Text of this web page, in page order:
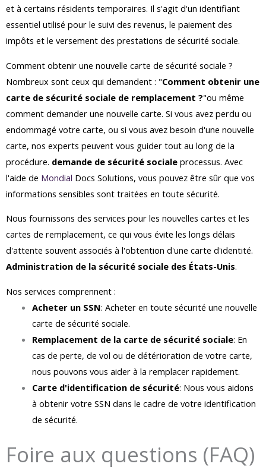
et à certains résidents temporaires. Il s'agit d'un identifiant
essentiel utilisé pour le suivi des revenus, le paiement des
impôts et le versement des prestations de sécurité sociale.
Comment obtenir une nouvelle carte de sécurité sociale ?
Nombreux sont ceux qui demandent : "Comment obtenir une
carte de sécurité sociale de remplacement ?"ou même
comment demander une nouvelle carte. Si vous avez perdu ou
endommagé votre carte, ou si vous avez besoin d'une nouvelle
carte, nos experts peuvent vous guider tout au long de la
procédure. demande de sécurité sociale processus. Avec
l'aide de Mondial Docs Solutions, vous pouvez être sûr que vos
informations sensibles sont traitées en toute sécurité.
Nous fournissons des services pour les nouvelles cartes et les
cartes de remplacement, ce qui vous évite les longs délais
d'attente souvent associés à l'obtention d'une carte d'identité.
Administration de la sécurité sociale des États-Unis.
Nos services comprennent :
Acheter un SSN: Acheter en toute sécurité une nouvelle
carte de sécurité sociale.
Remplacement de la carte de sécurité sociale: En
cas de perte, de vol ou de détérioration de votre carte,
nous pouvons vous aider à la remplacer rapidement.
Carte d'identification de sécurité: Nous vous aidons
à obtenir votre SSN dans le cadre de votre identification
de sécurité.
Foire aux questions (FAQ)